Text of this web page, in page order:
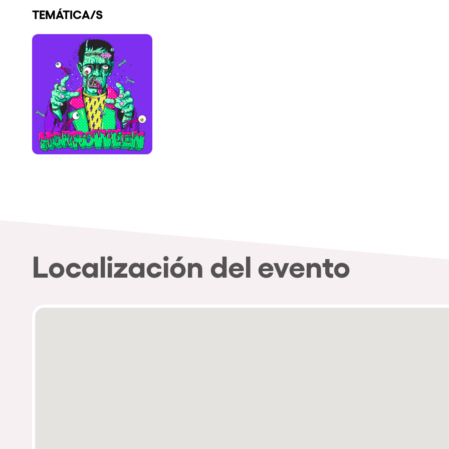
Espectáculos
Our Creative World
Music
Sostenibilidad
Quienes somos
TEMÁTICA/S
Localización del evento